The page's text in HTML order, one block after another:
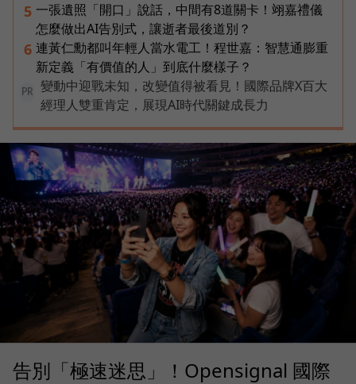
5 一張遺照「開口」說話，中間有8道關卡！翊嘉禮儀
怎麼做出AI告別式，讓逝者最後道別？
6 連黃仁勳都叫年輕人當水電工！程世嘉：智慧通膨重
新定義「有價值的人」到底什麼樣子？
PR
變動中迎戰未知，改變值得被看見！國際品牌X百大
經理人雙重肯定，展現AI時代關鍵成長力
告別「極速迷思」！Opensignal 國際